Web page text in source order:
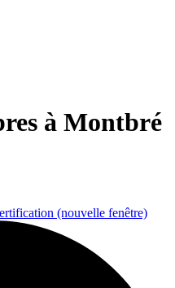
à Montbré
(nouvelle fenêtre)